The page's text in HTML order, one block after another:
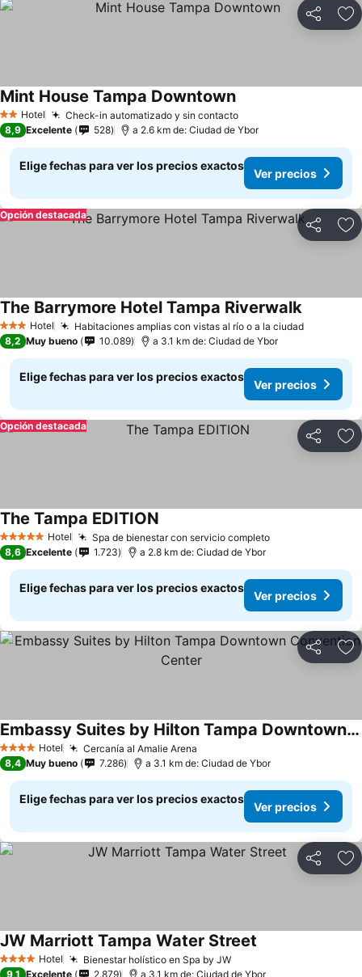
Compartir
2 Estrellas
Hotel Check-in automatizado y sin contacto
Mint House Tampa Downtown
8,9 Excelente 528 a 2.6 km de: Ciudad de Ybor
Elige fechas para ver los precios exactos
Ver precios
Compartir
Opción destacada
3 Estrellas
Hotel Habitaciones amplias con vistas al río o a la ciudad
The Barrymore Hotel Tampa Riverwalk
8,2 Muy bueno 10.089 a 3.1 km de: Ciudad de Ybor
Elige fechas para ver los precios exactos
Ver precios
Compartir
Opción destacada
5 Estrellas Hotel Spa de bienestar con servicio completo
The Tampa EDITION
8,6 Excelente 1.723 a 2.8 km de: Ciudad de Ybor
Elige fechas para ver los precios exactos
Ver precios
Compartir
4 EstrellasHotel Cercanía al Amalie Arena
Embassy Suites by Hilton Tampa Downtown Convention Center
8,4 Muy bueno 7.286 a 3.1 km de: Ciudad de Ybor
Elige fechas para ver los precios exactos
Ver precios
Compartir
4 EstrellasHotel Bienestar holístico en Spa by JW
JW Marriott Tampa Water Street
9,1 Excelente 2.879 a 3.1 km de: Ciudad de Ybor